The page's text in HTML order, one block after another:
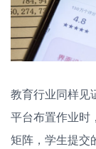
教育行业同样见
平台布置作业时
矩阵，学生提交